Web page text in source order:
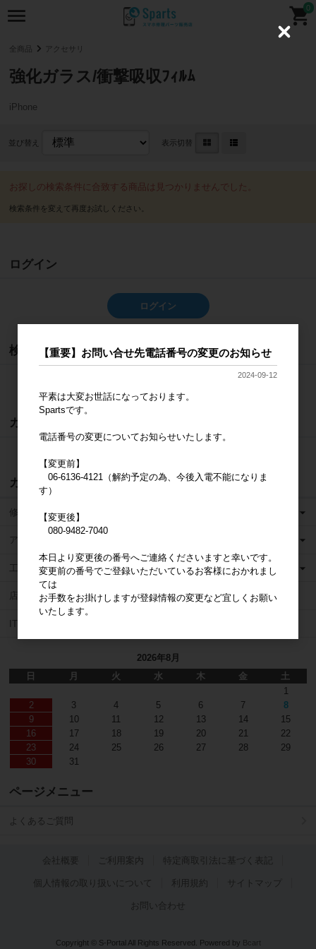
0
全商品 アクセサリ
強化ガラス/衝撃吸収ﾌｨﾙﾑ
iPhone
並び替え 表示切替
お探しの検索条件に合致する商品は見つかりませんでした。
ログイン
ログイン
検索
カート
カテゴリ
修理用パーツ販売
アクセサリ
工具
店舗運営ツール・その他
IT整備士協会
2026年8月
日
月 火 水 木 金
土
1
2
3 4 5 6 7
8
9
10 11 12 13 14
15
16
17 18 19 20 21
22
23
24 25 26 27 28
29
30
31
ページメニュー
よくあるご質問
会社概要 ご利用案内 特定商取引法に基づく表記
個人情報の取り扱いについて 利用規約 サイトマップ
お問い合わせ
Copyright © S-Portal All Rights Reserved. Powered by Bcart
【重要】お問い合せ先電話番号の変更のお知らせ
2024-09-12
平素は大変お世話になっております。
Spartsです。
電話番号の変更についてお知らせいたします。
【変更前】
06-6136-4121（解約予定の為、今後入電不能になりま
す）
【変更後】
080-9482-7040
本日より変更後の番号へご連絡くださいますと幸いです。
変更前の番号でご登録いただいているお客様におかれまし
ては
お手数をお掛けしますが登録情報の変更など宜しくお願い
いたします。
C